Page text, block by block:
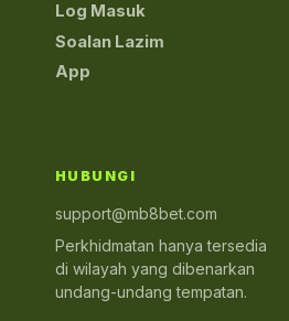
Log Masuk
Soalan Lazim
App
HUBUNGI
support@mb8bet.com
Perkhidmatan hanya tersedia
di wilayah yang dibenarkan
undang-undang tempatan.